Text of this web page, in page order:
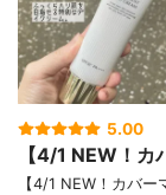
5.00
【4/1 NEW！カ
【4/1 NEW！カバー